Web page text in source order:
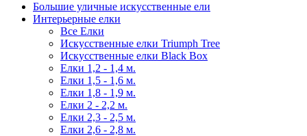
Большие уличные искусственные ели
Интерьерные елки
Все Елки
Искусственные елки Triumph Tree
Искусственные елки Black Box
Елки 1,2 - 1,4 м.
Елки 1,5 - 1,6 м.
Елки 1,8 - 1,9 м.
Елки 2 - 2,2 м.
Елки 2,3 - 2,5 м.
Елки 2,6 - 2,8 м.